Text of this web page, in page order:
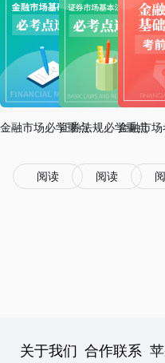
金融市场必学重点
阅读
证券法规必学重点
阅读
金融市
关于我们 合作联系